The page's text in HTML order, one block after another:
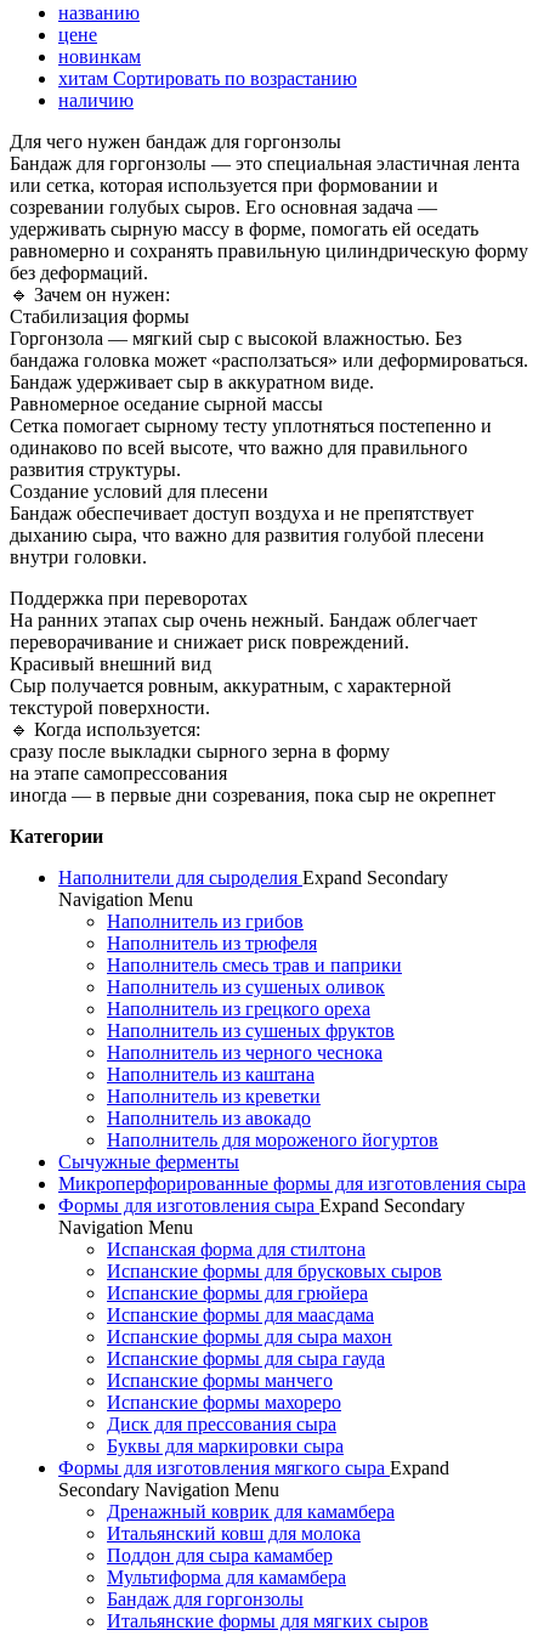
названию
цене
новинкам
хитам Сортировать по возрастанию
наличию
Для чего нужен бандаж для горгонзолы
Бандаж для горгонзолы — это специальная эластичная лента
или сетка, которая используется при формовании и
созревании голубых сыров. Его основная задача —
удерживать сырную массу в форме, помогать ей оседать
равномерно и сохранять правильную цилиндрическую форму
без деформаций.
🔹 Зачем он нужен:
Стабилизация формы
Горгонзола — мягкий сыр с высокой влажностью. Без
бандажа головка может «расползаться» или деформироваться.
Бандаж удерживает сыр в аккуратном виде.
Равномерное оседание сырной массы
Сетка помогает сырному тесту уплотняться постепенно и
одинаково по всей высоте, что важно для правильного
развития структуры.
Создание условий для плесени
Бандаж обеспечивает доступ воздуха и не препятствует
дыханию сыра, что важно для развития голубой плесени
внутри головки.
Поддержка при переворотах
На ранних этапах сыр очень нежный. Бандаж облегчает
переворачивание и снижает риск повреждений.
Красивый внешний вид
Сыр получается ровным, аккуратным, с характерной
текстурой поверхности.
🔹 Когда используется:
сразу после выкладки сырного зерна в форму
на этапе самопрессования
иногда — в первые дни созревания, пока сыр не окрепнет
Категории
Наполнители для сыроделия Expand Secondary
Navigation Menu
Наполнитель из грибов
Наполнитель из трюфеля
Наполнитель смесь трав и паприки
Наполнитель из сушеных оливок
Наполнитель из грецкого ореха
Наполнитель из сушеных фруктов
Наполнитель из черного чеснока
Наполнитель из каштана
Наполнитель из креветки
Наполнитель из авокадо
Наполнитель для мороженого йогуртов
Сычужные ферменты
Микроперфорированные формы для изготовления сыра
Формы для изготовления сыра Expand Secondary
Navigation Menu
Испанская форма для стилтона
Испанские формы для брусковых сыров
Испанские формы для грюйера
Испанские формы для маасдама
Испанские формы для сыра махон
Испанские формы для сыра гауда
Испанские формы манчего
Испанские формы махореро
Диск для прессования сыра
Буквы для маркировки сыра
Формы для изготовления мягкого сыра Expand
Secondary Navigation Menu
Дренажный коврик для камамбера
Итальянский ковш для молока
Поддон для сыра камамбер
Мультиформа для камамбера
Бандаж для горгонзолы
Итальянские формы для мягких сыров